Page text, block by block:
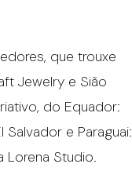
que trouxe
Jewelry e Sião
do Equador:
e Paraguai:
Lorena Studio.